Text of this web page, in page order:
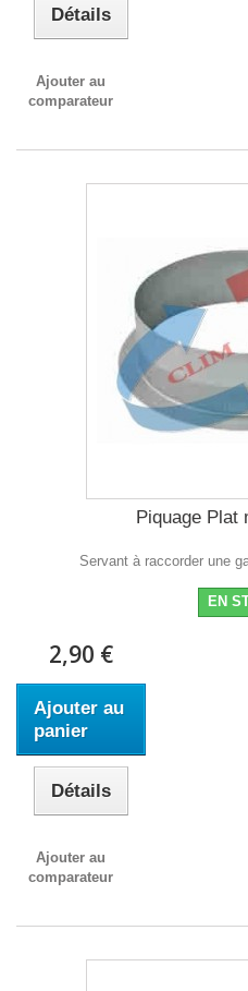
Détails
Ajouter au
comparateur
Piquage Plat
Servant à raccorder une
EN
2,90 €
Ajouter au
panier
Détails
Ajouter au
comparateur